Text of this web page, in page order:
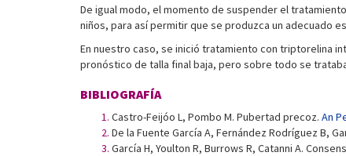
De igual modo, el momento de suspender el
niños, para así permitir que se produzca un adecuado
En nuestro caso, se inició tratamiento con triptorelina
pronóstico de talla final baja, pero sobre todo se
BIBLIOGRAFÍA
Castro-Feijóo L, Pombo M. Pubertad precoz. An
De la Fuente García A, Fernández Rodríguez B,
García H, Youlton R, Burrows R, Catanni A.